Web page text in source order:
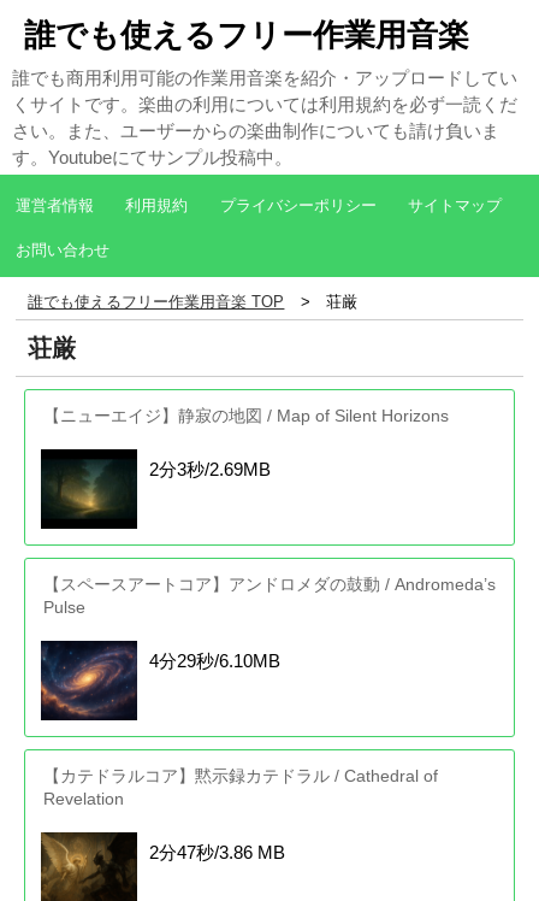
誰でも使えるフリー作業用音楽
誰でも商用利用可能の作業用音楽を紹介・アップロードしてい
くサイトです。楽曲の利用については利用規約を必ず一読くだ
さい。また、ユーザーからの楽曲制作についても請け負いま
す。Youtubeにてサンプル投稿中。
運営者情報 利用規約 プライバシーポリシー サイトマップ
お問い合わせ
誰でも使えるフリー作業用音楽 TOP 荘厳
荘厳
【ニューエイジ】静寂の地図 / Map of Silent Horizons
2分3秒/2.69MB
【スペースアートコア】アンドロメダの鼓動 / Andromeda’s
Pulse
4分29秒/6.10MB
【カテドラルコア】黙示録カテドラル / Cathedral of
Revelation
2分47秒/3.86 MB